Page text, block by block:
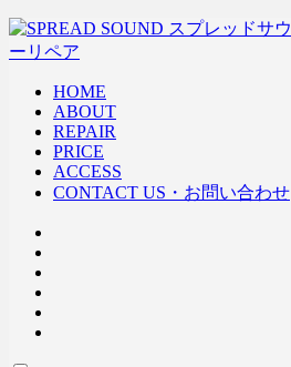
HOME
ABOUT
REPAIR
PRICE
ACCESS
CONTACT US・お問い合わせ